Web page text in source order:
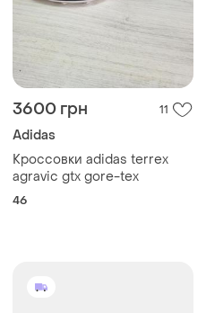
3600 грн 11
Adidas
Кроссовки adidas terrex
agravic gtx gore-tex
46